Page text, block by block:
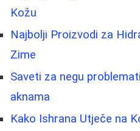
Kožu
Najbolji Proizvodi za
Zime
Saveti za negu
aknama
Kako Ishrana Utječe na